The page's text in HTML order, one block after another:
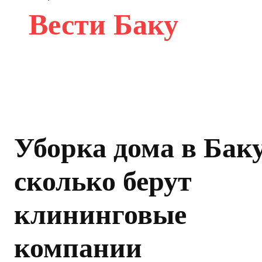
Вести Баку
Уборка дома в
сколько берут
клининговые
компании